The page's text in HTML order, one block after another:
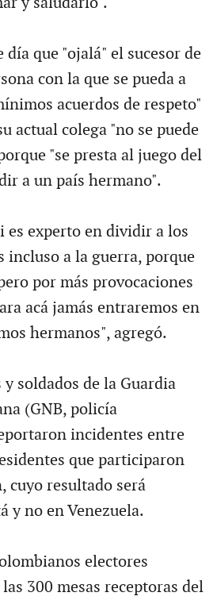
día que "ojalá" el sucesor de
con la que se pueda a
acuerdos de respeto"
actual colega "no se puede
"se presta al juego del
a un país hermano".
es experto en dividir a los
incluso a la guerra, porque
por más provocaciones
acá jamás entraremos en
hermanos", agregó.
soldados de la Guardia
(GNB, policía
incidentes entre
que participaron
cuyo resultado será
y no en Venezuela.
electores
300 mesas receptoras del